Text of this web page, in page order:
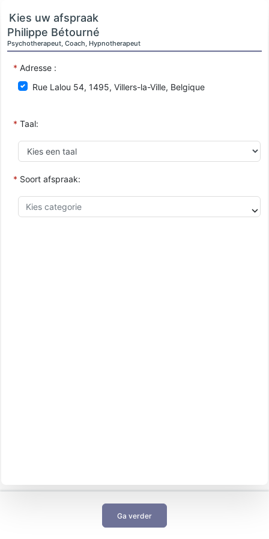
Kies uw afspraak
Philippe Bétourné
Psychotherapeut, Coach, Hypnotherapeut
* Adresse :
Rue Lalou 54, 1495, Villers-la-Ville, Belgique
* Taal:
* Soort afspraak:
Ga verder